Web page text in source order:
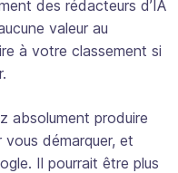
des rédacteurs d’IA
valeur au
à votre classement si
absolument produire
démarquer, et
Il pourrait être plus